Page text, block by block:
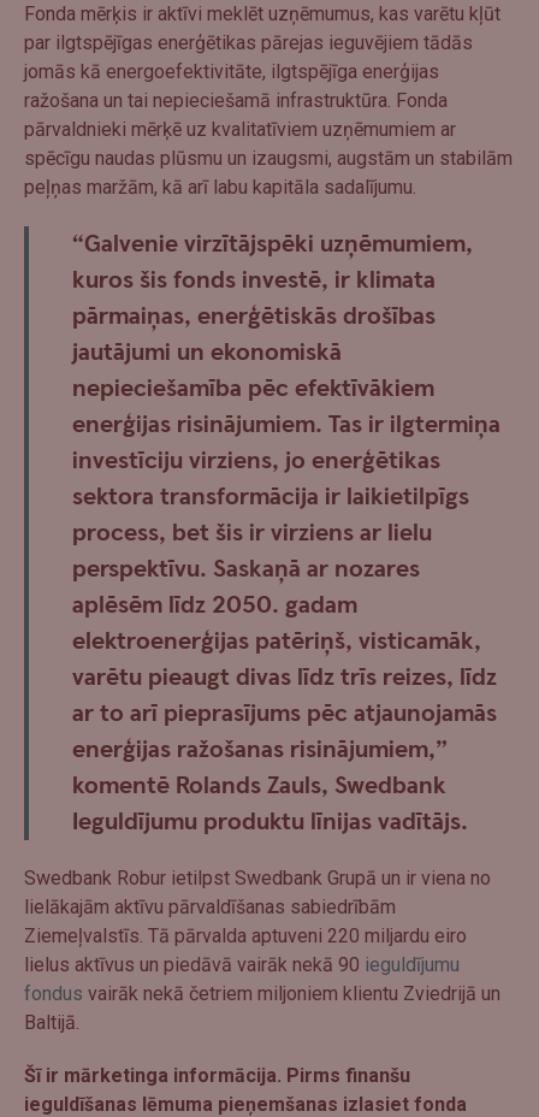
Fonda mērķis ir aktīvi meklēt uzņēmumus, kas varētu kļūt
par ilgtspējīgas enerģētikas pārejas ieguvējiem tādās
jomās kā energoefektivitāte, ilgtspējīga enerģijas
ražošana un tai nepieciešamā infrastruktūra. Fonda
pārvaldnieki mērķē uz kvalitatīviem uzņēmumiem ar
spēcīgu naudas plūsmu un izaugsmi, augstām un stabilām
peļņas maržām, kā arī labu kapitāla sadalījumu.
“Galvenie virzītājspēki uzņēmumiem,
kuros šis fonds investē, ir klimata
pārmaiņas, enerģētiskās drošības
jautājumi un ekonomiskā
nepieciešamība pēc efektīvākiem
enerģijas risinājumiem. Tas ir ilgtermiņa
investīciju virziens, jo enerģētikas
sektora transformācija ir laikietilpīgs
process, bet šis ir virziens ar lielu
perspektīvu. Saskaņā ar nozares
aplēsēm līdz 2050. gadam
elektroenerģijas patēriņš, visticamāk,
varētu pieaugt divas līdz trīs reizes, līdz
ar to arī pieprasījums pēc atjaunojamās
enerģijas ražošanas risinājumiem,”
komentē Rolands Zauls, Swedbank
Ieguldījumu produktu līnijas vadītājs.
Swedbank Robur ietilpst Swedbank Grupā un ir viena no
lielākajām aktīvu pārvaldīšanas sabiedrībām
Ziemeļvalstīs. Tā pārvalda aptuveni 220 miljardu eiro
lielus aktīvus un piedāvā vairāk nekā 90 ieguldījumu
fondus vairāk nekā četriem miljoniem klientu Zviedrijā un
Baltijā.
Šī ir mārketinga informācija. Pirms finanšu
ieguldīšanas lēmuma pieņemšanas izlasiet fonda